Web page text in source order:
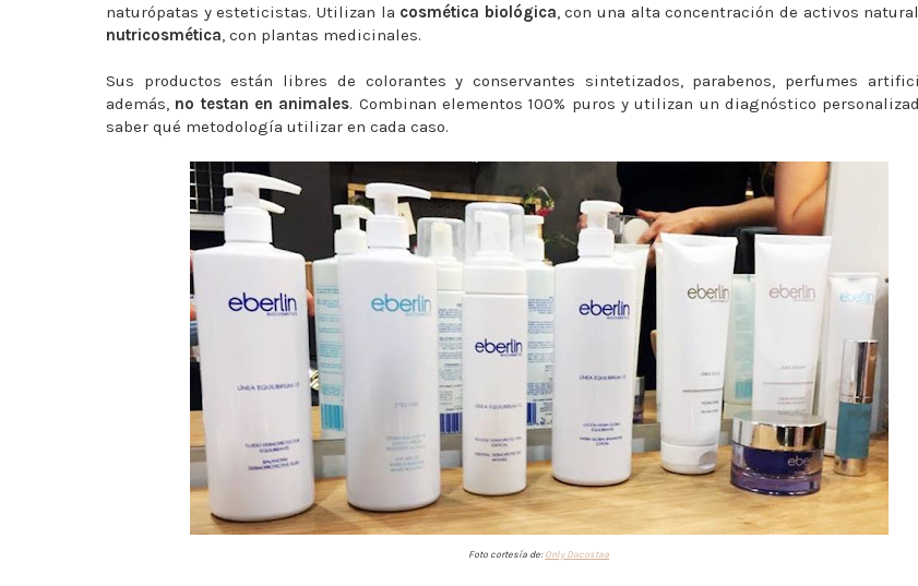
naturópatas y esteticistas. Utilizan la cosmética biológica, con una alta concentración de activos
nutricosmética, con plantas medicinales.
Sus productos están libres de colorantes y conservantes sintetizados, parabenos, perfumes
además, no testan en animales. Combinan elementos 100% puros y utilizan un diagnóstico
saber qué metodología utilizar en cada caso.
Foto cortesía de: Only Dacostaa